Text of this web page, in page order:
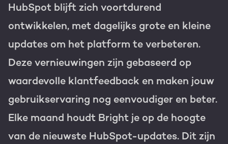
Content & design
AI services
WEBSITE SERVICES
HubSpot websites
Modules & templates
Werken bij
Haal alles uit je HubSpot licentie
Gratis portal scan
HubSpot blijft zich voortdurend
ontwikkelen, met dagelijks grote en kleine
updates om het platform te verbeteren.
Deze vernieuwingen zijn gebaseerd op
waardevolle klantfeedback en maken jouw
gebruikservaring nog eenvoudiger en beter.
Elke maand houdt Bright je op de hoogte
van de nieuwste HubSpot-updates. Dit zijn